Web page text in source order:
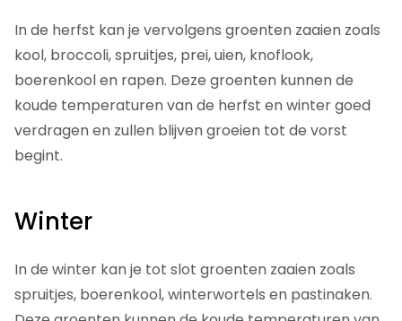
In de herfst kan je vervolgens groenten zaaien zoals
kool, broccoli, spruitjes, prei, uien, knoflook,
boerenkool en rapen. Deze groenten kunnen de
koude temperaturen van de herfst en winter goed
verdragen en zullen blijven groeien tot de vorst
begint.
Winter
In de winter kan je tot slot groenten zaaien zoals
spruitjes, boerenkool, winterwortels en pastinaken.